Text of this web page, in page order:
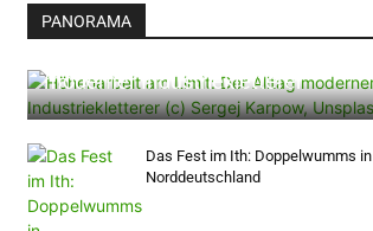
PANORAMA
moderner Industriekletterer
Das Fest im Ith: Doppelwumms in
Norddeutschland